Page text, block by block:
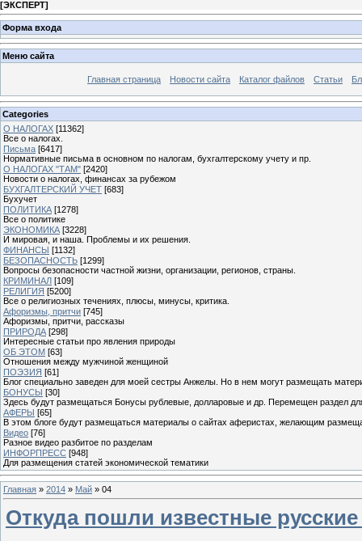
[ЭКСПЕРТ]
Форма входа
Меню сайта
Главная страница Новости сайта Каталог файлов Статьи
Categories
О НАЛОГАХ [11362]
Все о налогах.
Письма [6417]
Нормативные письма в основном по налогам, бухгалтерскому учету и пр.
О НАЛОГАХ "ТАМ" [2420]
Новости о налогах, финансах за рубежом
БУХГАЛТЕРСКИЙ УЧЕТ [683]
Бухучет
ПОЛИТИКА [1278]
Все о политике
ЭКОНОМИКА [3228]
И мировая, и наша. Проблемы и их решения.
ФИНАНСЫ [1132]
БЕЗОПАСНОСТЬ [1299]
Вопросы безопасности частной жизни, организации, регионов, страны.
КРИМИНАЛ [109]
РЕЛИГИЯ [5200]
Все о религиозных течениях, плюсы, минусы, критика.
Афоризмы, притчи [745]
Афоризмы, притчи, рассказы
ПРИРОДА [298]
Интересные статьи про явления природы
ОБ ЭТОМ [63]
Отношения между мужчиной женщиной
ПОЭЗИЯ [61]
Блог специально заведен для моей сестры Анжелы. Но в нем могут размещать
БОНУСЫ [30]
Здесь будут размещаться Бонусы рублевые, долларовые и др. Перемещен раздел
АФЕРЫ [65]
В этом блоге будут размещаться материалы о сайтах аферистах, желающим
Видео [76]
Разное видео разбитое по разделам
ИНФОРПРЕСС [948]
Для размещения статей экономической тематики
Главная » 2014 » Май » 04
Откуда пошли известные